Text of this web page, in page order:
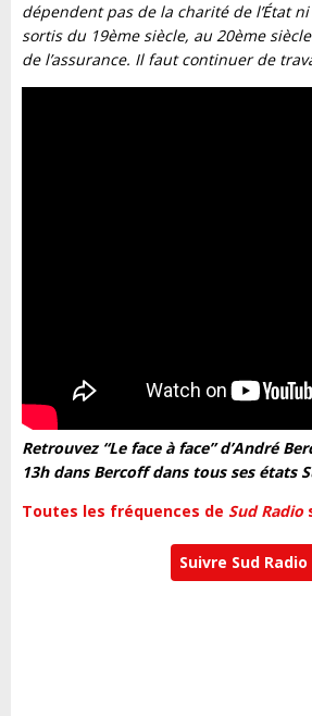
dépendent pas de la charité de l’État
sortis du 19ème siècle, au 20ème
de l’assurance. Il faut continuer de
Retrouvez “Le face à face” d’André
13h dans Bercoff dans tous ses états
Toutes les fréquences de Sud Radio
Suivre Sud Radio